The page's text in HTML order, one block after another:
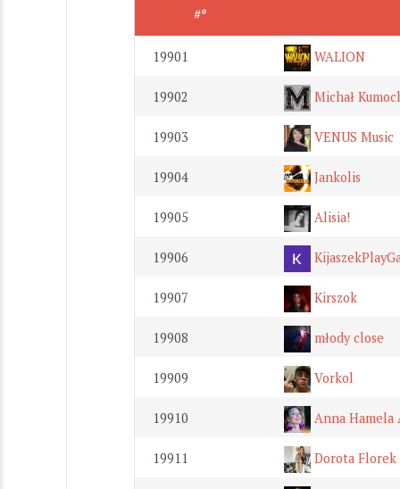
#*
19901 WALION
19902 Michał
19903 VENUS Music
19904 Jankolis
19905 Alisia!
19906
19907 Kirszok
19908 młody close
19909 Vorkol
19910 Anna Hamela
19911 Dorota Florek